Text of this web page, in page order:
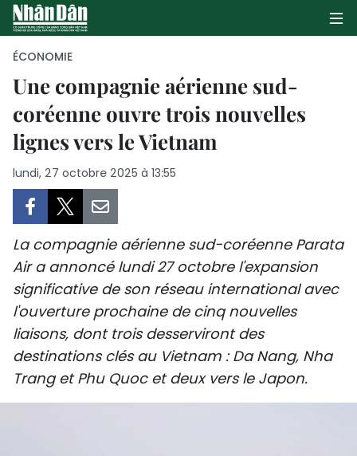
PAGE D'ACCUEIL
POLITIQUE
CULTURE
TOURISME
ENVIRONNEMENT
SPORT
ÉCONOMIE
Une compagnie aérienne sud-
coréenne ouvre trois nouvelles
lignes vers le Vietnam
lundi, 27 octobre 2025 à 13:55
La compagnie aérienne sud-coréenne Parata
Air a annoncé lundi 27 octobre l'expansion
significative de son réseau international avec
l'ouverture prochaine de cinq nouvelles
liaisons, dont trois desserviront des
destinations clés au Vietnam : Da Nang, Nha
Trang et Phu Quoc et deux vers le Japon.